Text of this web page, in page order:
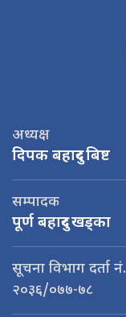
अध्यक्ष
दिपक बहादुर बिष्ट
सम्पादक
पूर्ण बहादुर खड्का
सूचना विभाग दर्ता नं.
२०३६/०७७-७८